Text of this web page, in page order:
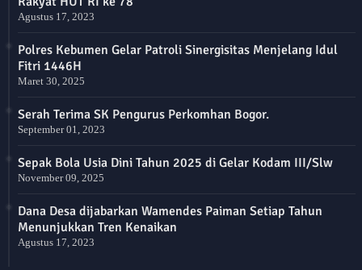
Agustus 17, 2023
Polres Kebumen Gelar Patroli Sinergisitas Menjelang Idul
Fitri 1446H
Maret 30, 2025
Serah Terima SK Pengurus Perkomhan Bogor.
September 01, 2023
Sepak Bola Usia Dini Tahun 2025 di Gelar Kodam III/Slw
November 09, 2025
Dana Desa dijabarkan Wamendes Paiman Setiap Tahun
Menunjukkan Tren Kenaikan
Agustus 17, 2023